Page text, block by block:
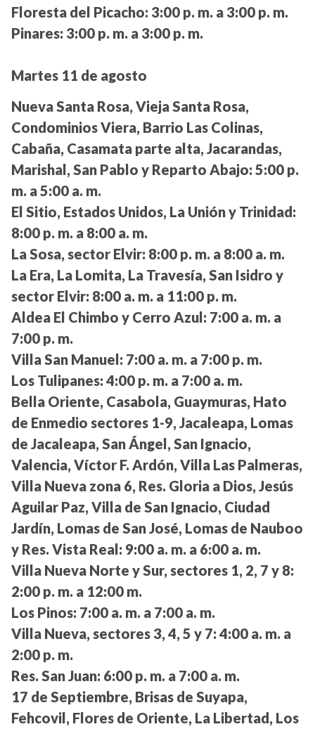
Floresta del Picacho: 3:00 p. m. a 3:00 p. m.
Pinares: 3:00 p. m. a 3:00 p. m.
Martes 11 de agosto
Nueva Santa Rosa, Vieja Santa Rosa,
Condominios Viera, Barrio Las Colinas,
Cabaña, Casamata parte alta, Jacarandas,
Marishal, San Pablo y Reparto Abajo: 5:00 p.
m. a 5:00 a. m.
El Sitio, Estados Unidos, La Unión y Trinidad:
8:00 p. m. a 8:00 a. m.
La Sosa, sector Elvir: 8:00 p. m. a 8:00 a. m.
La Era, La Lomita, La Travesía, San Isidro y
sector Elvir: 8:00 a. m. a 11:00 p. m.
Aldea El Chimbo y Cerro Azul: 7:00 a. m. a
7:00 p. m.
Villa San Manuel: 7:00 a. m. a 7:00 p. m.
Los Tulipanes: 4:00 p. m. a 7:00 a. m.
Bella Oriente, Casabola, Guaymuras, Hato
de Enmedio sectores 1-9, Jacaleapa, Lomas
de Jacaleapa, San Ángel, San Ignacio,
Valencia, Víctor F. Ardón, Villa Las Palmeras,
Villa Nueva zona 6, Res. Gloria a Dios, Jesús
Aguilar Paz, Villa de San Ignacio, Ciudad
Jardín, Lomas de San José, Lomas de Nauboo
y Res. Vista Real: 9:00 a. m. a 6:00 a. m.
Villa Nueva Norte y Sur, sectores 1, 2, 7 y 8:
2:00 p. m. a 12:00 m.
Los Pinos: 7:00 a. m. a 7:00 a. m.
Villa Nueva, sectores 3, 4, 5 y 7: 4:00 a. m. a
2:00 p. m.
Res. San Juan: 6:00 p. m. a 7:00 a. m.
17 de Septiembre, Brisas de Suyapa,
Fehcovil, Flores de Oriente, La Libertad, Los